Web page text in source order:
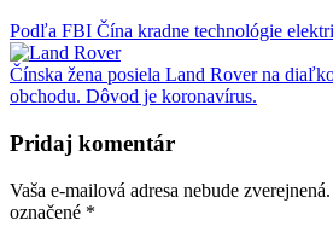
Podľa FBI Čína kradne technológie
Čínska žena posiela Land Rover na
obchodu. Dôvod je koronavírus.
Pridaj komentár
Vaša e-mailová adresa nebude zverejnená.
označené *